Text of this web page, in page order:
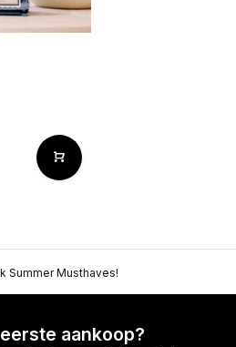
Summer Musthaves!
aankoop?